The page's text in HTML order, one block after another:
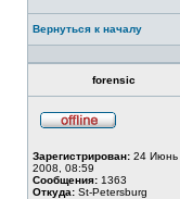
Вернуться к началу
forensic
сети
Зарегистрирован: 24 Июнь
2008, 08:59
Сообщения: 1363
Откуда: St-Petersburg